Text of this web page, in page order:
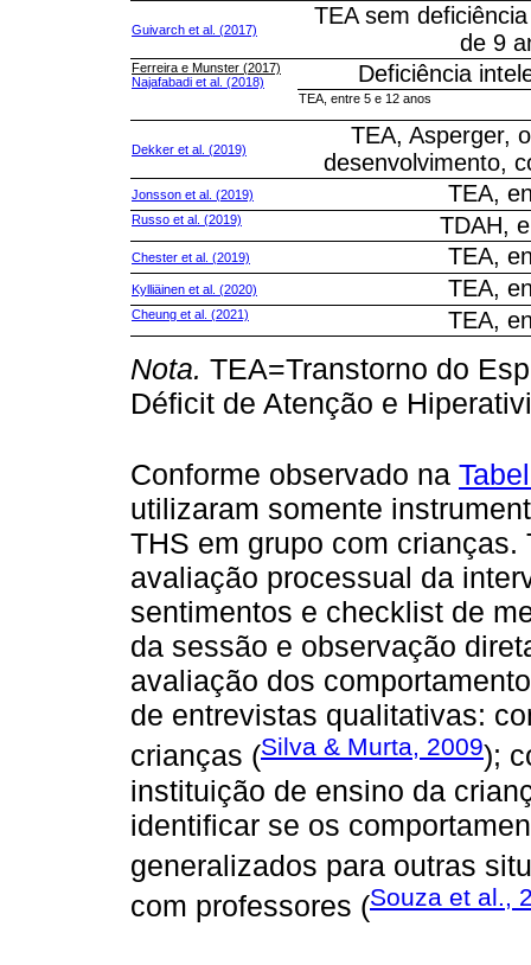
Guivarch et al. (2017)
TEA sem
de 9
Ferreira e Munster (2017)
Najafabadi et al. (2018)
Deficiência
TEA, entre 5 e 12 anos
Dekker et al. (2019)
TEA, Asperger,
desenvolvimento,
Jonsson et al. (2019) TEA,
Russo et al. (2019) TDAH,
Chester et al. (2019) TEA,
Kylliäinen et al. (2020) TEA,
Cheung et al. (2021) TEA,
Nota. TEA=Transtorno do
Déficit de Atenção e
Conforme observado na
utilizaram somente
THS em grupo com
avaliação processual da
sentimentos e checklist de
da sessão e observação
avaliação dos
de entrevistas qualitativas:
crianças (Silva & Murta, 2009);
instituição de ensino da
identificar se os
generalizados para outras
com professores (Souza et al.,